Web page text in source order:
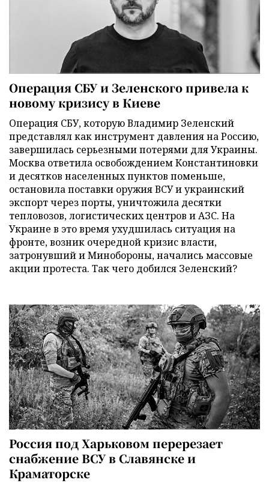
Операция СБУ и Зеленского привела к
новому кризису в Киеве
Операция СБУ, которую Владимир Зеленский
представлял как инструмент давления на Россию,
завершилась серьезными потерями для Украины.
Москва ответила освобождением Константиновки
и десятков населенных пунктов поменьше,
остановила поставки оружия ВСУ и украинский
экспорт через порты, уничтожила десятки
тепловозов, логистических центров и АЗС. На
Украине в это время ухудшилась ситуация на
фронте, возник очередной кризис власти,
затронувший и Минобороны, начались массовые
акции протеста. Так чего добился Зеленский?
Россия под Харьковом перерезает
снабжение ВСУ в Славянске и
Краматорске